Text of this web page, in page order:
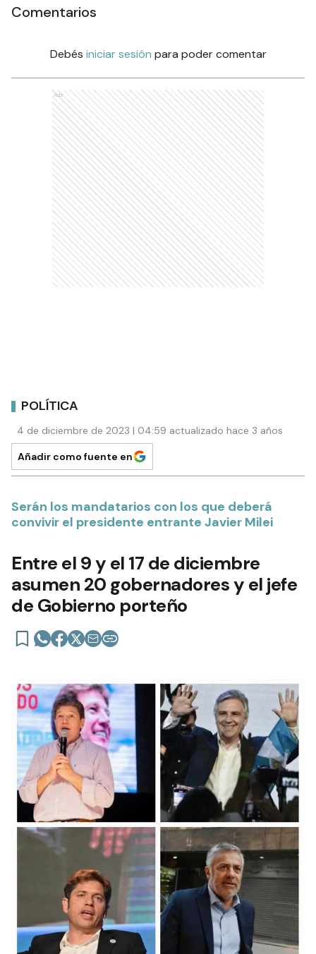
Comentarios
Debés iniciar sesión para poder comentar
Ads
POLÍTICA
4 de diciembre de 2023 | 04:59 actualizado hace 3 años
Añadir como fuente en
Serán los mandatarios con los que deberá
convivir el presidente entrante Javier Milei
Entre el 9 y el 17 de diciembre
asumen 20 gobernadores y el jefe
de Gobierno porteño